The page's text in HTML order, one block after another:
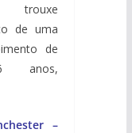
de uma
de
anos,
–